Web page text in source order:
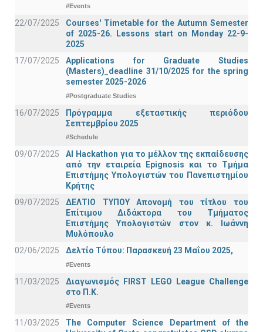
#Events
22/07/2025
Courses' Timetable for the Autumn Semester
of 2025-26. Lessons start on Monday 22-9-
2025
17/07/2025
Applications for Graduate Studies
(Masters)_deadline 31/10/2025 for the spring
semester 2025-2026
#Postgraduate Studies
16/07/2025
Πρόγραμμα εξεταστικής περιόδου
Σεπτεμβρίου 2025
#Schedule
09/07/2025
AI Hackathon για το μέλλον της εκπαίδευσης
από την εταιρεία Epignosis και το Τμήμα
Επιστήμης Υπολογιστών του Πανεπιστημίου
Κρήτης
09/07/2025
ΔΕΛΤΙΟ ΤΥΠΟΥ Απονομή του τίτλου του
Επίτιμου Διδάκτορα του Τμήματος
Επιστήμης Υπολογιστών στον κ. Ιωάννη
Μυλόπουλο
02/06/2025
Δελτίο Τύπου: Παρασκευή 23 Μαΐου 2025,
#Events
11/03/2025
Διαγωνισμός FIRST LEGO League Challenge
στο Π.Κ.
#Events
11/03/2025
The Computer Science Department of the